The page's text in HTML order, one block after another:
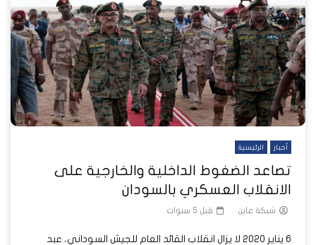
أخبار الرئيسية
تصاعد الضغوط الداخلية والخارجية على
الانقلاب العسكري بالسودان
شبكة عاين قبل 5 سنوات
6 يناير 2020 لا يزال انقلاب القائد العام للجيش السوداني، عبد